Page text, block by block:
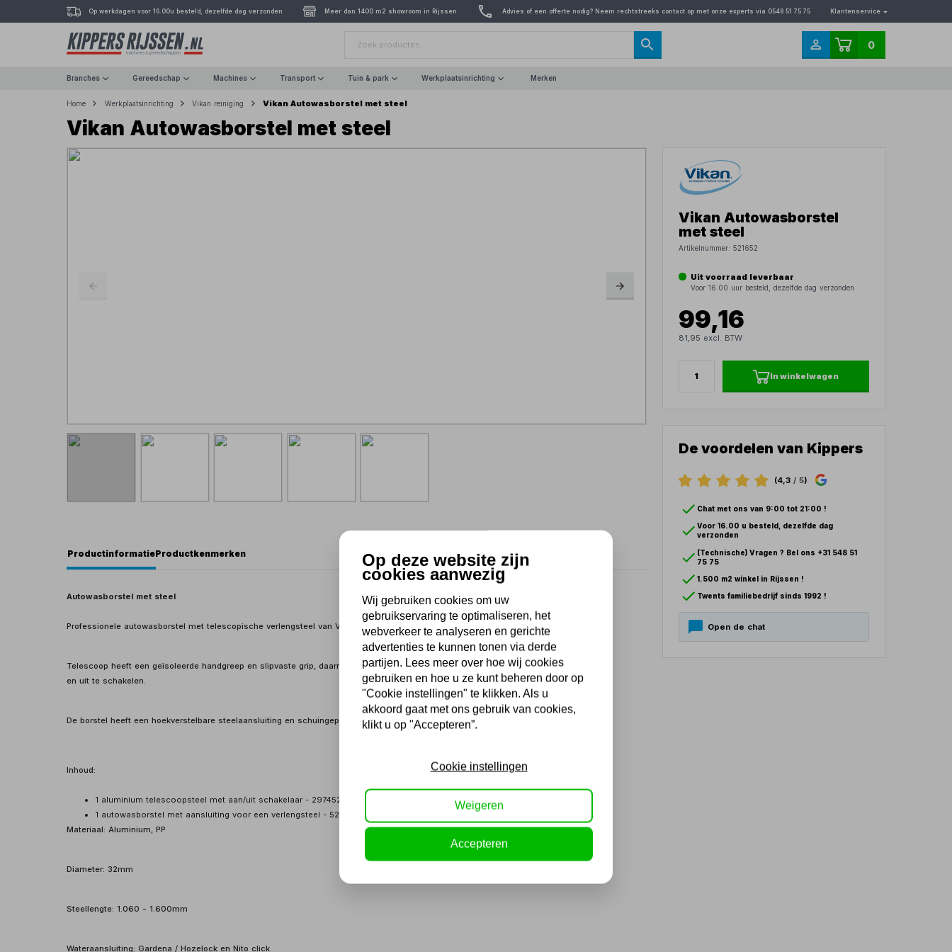
Op werkdagen voor 16.00u besteld, dezelfde dag verzonden Meer dan 1400 m2 showroom in Rijssen Advies of een offerte nodig? Neem rechtstreeks contact op met onze experts via 0548 51 75 75 Klantenservice
0
Branches Gereedschap Machines Transport Tuin & park Werkplaatsinrichting Merken
Home Werkplaatsinrichting Vikan reiniging Vikan Autowasborstel met steel
Vikan Autowasborstel met steel
ProductinformatieProductkenmerken
Autowasborstel met steel
Professionele autowasborstel met telescopische verlengsteel van Vikan.
Telescoop heeft een geïsoleerde handgreep en slipvaste grip, daarnaast heeft het een aan/uit schakelaar om de waterdruk aan
en uit te schakelen.
De borstel heeft een hoekverstelbare steelaansluiting en schuingeplaatste vezels.
Inhoud:
1 aluminium telescoopsteel met aan/uit schakelaar - 297452C
1 autowasborstel met aansluiting voor een verlengsteel - 526852
Materiaal: Aluminium, PP
Diameter: 32mm
Steellengte: 1.060 - 1.600mm
Wateraansluiting: Gardena / Hozelock en Nito click
Vikan Autowasborstel
met steel
Artikelnummer:521652
Uit voorraad leverbaar
Voor 16.00 uur besteld, dezelfde dag verzonden
99,16
81,95 excl. BTW
In winkelwagen
De voordelen van Kippers
(4,3 / 5)
Chat met ons van 9:00 tot 21:00 !
Voor 16.00 u besteld, dezelfde dag
verzonden
(Technische) Vragen ? Bel ons +31 548 51
75 75
1.500 m2 winkel in Rijssen !
Twents familiebedrijf sinds 1992 !
Open de chat
Op deze website zijn
cookies aanwezig
Wij gebruiken cookies om uw
gebruikservaring te optimaliseren, het
webverkeer te analyseren en gerichte
advertenties te kunnen tonen via derde
partijen. Lees meer over hoe wij cookies
gebruiken en hoe u ze kunt beheren door op
"Cookie instellingen" te klikken. Als u
akkoord gaat met ons gebruik van cookies,
klikt u op "Accepteren”.
Cookie instellingen
Weigeren
Accepteren